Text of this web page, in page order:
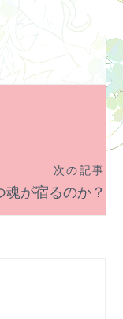
次の記事
が宿るのか？